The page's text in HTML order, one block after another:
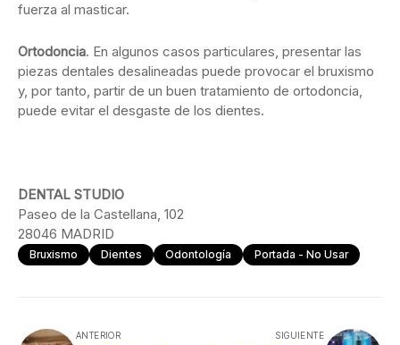
fuerza al masticar.
Ortodoncia. En algunos casos particulares, presentar las
piezas dentales desalineadas puede provocar el bruxismo
y, por tanto, partir de un buen tratamiento de ortodoncia,
puede evitar el desgaste de los dientes.
DENTAL STUDIO
Paseo de la Castellana, 102
28046 MADRID
Bruxismo Dientes Odontología Portada - No Usar
ANTERIOR SIGUIENTE